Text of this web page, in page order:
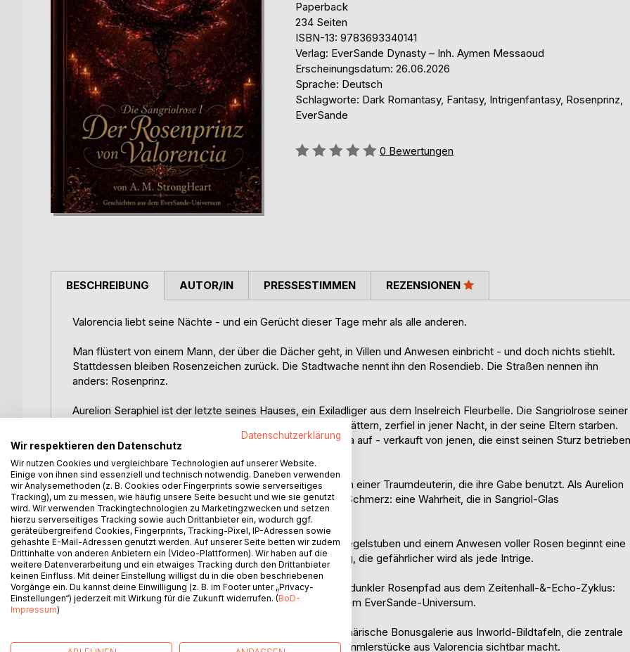
Paperback
234 Seiten
ISBN-13: 9783693340141
Verlag: EverSande Dynasty – Inh. Aymen Messaoud
Erscheinungsdatum: 26.06.2026
Sprache: Deutsch
Schlagworte: Dark Romantasy, Fantasy, Intrigenfantasy, Rosenprinz,
EverSande
Bewertung::
0 Bewertungen
BESCHREIBUNG
Valorencia liebt seine Nächte - und ein Gerücht dieser Tage mehr als alle anderen.
Man flüstert von einem Mann, der über die Dächer geht, in Villen und Anwesen einbricht - und doch nichts stiehlt.
Stattdessen bleiben Rosenzeichen zurück. Die Stadtwache nennt ihn den Rosendieb. Die Straßen nennen ihn
anders: Rosenprinz.
Aurelion Seraphiel ist der letzte seines Hauses, ein Exiladliger aus dem Inselreich Fleurbelle. Die Sangriolrose seiner
Familie, ein geheimnisvolles Resonanz-Relikt aus Kristallblättern, zerfiel in jener Nacht, in der seine Eltern starben.
Jetzt tauchen ihre Blätter als Schmuggelware in Valorencia auf - verkauft von jenen, die einst seinen Sturz betrieben
Nyssara Veilune putzt nachts Hörsäle und lebt im Schatten einer Traumdeuterin, die ihre Gabe benutzt. Als Aurelion
ihre Hilfe sucht, erkennt sie in seinen Echos mehr als nur Schmerz: eine Wahrheit, die in Sangriol-Glas
eingeschlossen wurde.
Zwischen Diplomatenhäusern, Schwarzmarktgassen, Spiegelstuben und einem Anwesen voller Rosen beginnt eine
Jagd nach verlorenen Erinnerungen - und eine Annäherung, die gefährlicher wird als jede Intrige.
Die Sangriolrose I - Der Rosenprinz von Valorencia ist ein dunkler Rosenpfad aus dem Zeitenhall-&-Echo-Zyklus:
Dark Romantasy, Intrigenfantasy und magische Artefakte im EverSande-Universum.
Mit enthalten: die Z&E-Leinwandchroniken - eine atmosphärische Bonusgalerie aus Inworld-Bildtafeln, die zentrale
Momente, Stimmungen und Symbole des Bandes wie Sammlerstücke aus Valorencia sichtbar macht.
AUTOR/IN PRESSESTIMMEN REZENSIONEN
Datenschutzerklärung
Wir respektieren den Datenschutz
Wir nutzen Cookies und vergleichbare Technologien auf unserer Website.
Einige von ihnen sind essenziell und technisch notwendig. Daneben verwenden
wir Analysemethoden (z. B. Cookies oder Fingerprints sowie serverseitiges
Tracking), um zu messen, wie häufig unsere Seite besucht und wie sie genutzt
wird. Wir verwenden Trackingtechnologien zu Marketingzwecken und setzen
hierzu serverseitiges Tracking sowie auch Drittanbieter ein, wodurch ggf.
geräteübergreifend Cookies, Fingerprints, Tracking-Pixel, IP-Adressen sowie
gehashte E-Mail-Adressen genutzt werden. Auf unserer Seite betten wir zudem
Drittinhalte von anderen Anbietern ein (Video-Plattformen). Wir haben auf die
weitere Datenverarbeitung und ein etwaiges Tracking durch den Drittanbieter
keinen Einfluss. Mit deiner Einstellung willigst du in die oben beschriebenen
Vorgänge ein. Du kannst deine Einwilligung (z. B. im Footer unter „Privacy-
Einstellungen“) jederzeit mit Wirkung für die Zukunft widerrufen. (BoD-
Impressum)